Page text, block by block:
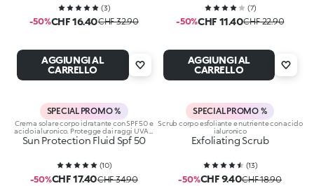
(3)
-50%CHF 16.40CHF 32.90
AGGIUNGI AL
CARRELLO
(7)
-50%CHF 11.40CHF 22.90
AGGIUNGI AL
CARRELLO
SPECIAL PROMO %
Crema solare corpo idratante con SPF 50 e
acido ialuronico. Protegge dai raggi UVA e
UVB
Sun Protection Fluid Spf 50
(10)
-50%CHF 17.40CHF 34.90
SPECIAL PROMO %
Scrub corpo esfoliante e nutriente con acido
ialuronico
Exfoliating Scrub
(13)
-50%CHF 9.40CHF 18.90